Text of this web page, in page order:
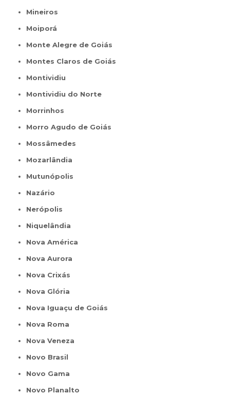
Mineiros
Moiporá
Monte Alegre de Goiás
Montes Claros de Goiás
Montividiu
Montividiu do Norte
Morrinhos
Morro Agudo de Goiás
Mossâmedes
Mozarlândia
Mutunópolis
Nazário
Nerópolis
Niquelândia
Nova América
Nova Aurora
Nova Crixás
Nova Glória
Nova Iguaçu de Goiás
Nova Roma
Nova Veneza
Novo Brasil
Novo Gama
Novo Planalto